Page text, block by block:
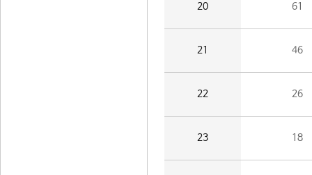
20 61
21 46
22 26
23 18